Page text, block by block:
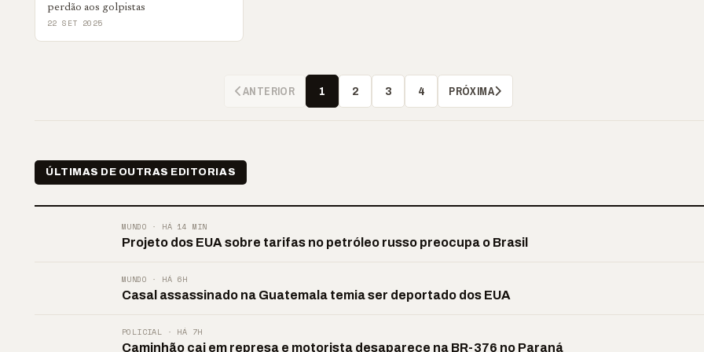
perdão aos golpistas
22 SET 2025
ANTERIOR 1 2 3 4 PRÓXIMA
ÚLTIMAS DE OUTRAS EDITORIAS
MUNDO · HÁ 14 MIN
Projeto dos EUA sobre tarifas no petróleo russo preocupa o Brasil
MUNDO · HÁ 6H
Casal assassinado na Guatemala temia ser deportado dos EUA
POLICIAL · HÁ 7H
Caminhão cai em represa e motorista desaparece na BR-376 no Paraná